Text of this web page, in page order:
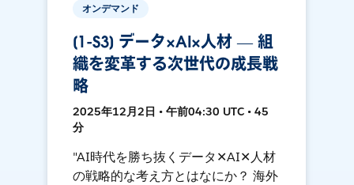
オンデマンド
[1-S3] データ×AI×人材 ― 組
織を変革する次世代の成長戦
略
2025年12月2日 • 午前04:30 UTC • 45
分
"AI時代を勝ち抜くデータ✕AI✕人材
の戦略的な考え方とはなにか？ 海外